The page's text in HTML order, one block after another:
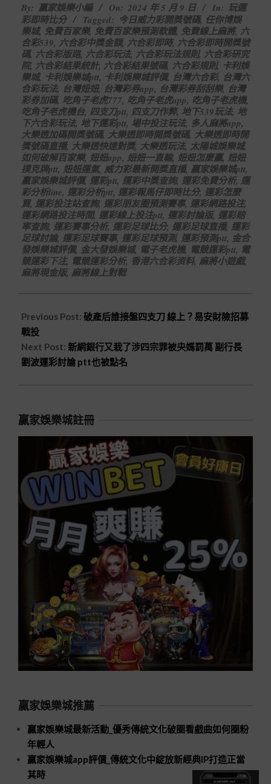
05-
09
By: 贏家娛樂小編 On: 2024 年 5 月 9 日 In: 玩運
彩即時比分
Tagged: 今日威力彩開獎號碼, 任你博娛
樂城, 免費百家樂, 免費百家樂預測軟體, 免費線上麻將, 六
合彩539, 六合彩中獎金額, 六合彩即時, 六合彩即時開獎號
碼, 六合彩版路, 六合彩玩法, 六合彩玩法規則, 六合彩研究
院, 六合彩結果統計, 六合彩結果號碼, 六合彩規則, 卡利娛
樂城, 卡利娛樂城ptt, 卡利娛樂城評價, 台灣六合彩, 台灣六
合彩玩法, 台灣妞妞, 台灣彩券app, 台灣彩券刮刮樂, 台灣
彩券加碼, 吃角子老虎777, 吃角子老虎app, 吃角子老虎機,
吃角子老虎機台, 四支刀ptt, 四支刀作弊, 地下539玩法, 地
下六合彩玩法, 地下運彩ptt, 場中投注玩法, 多人麻將app,
大樂透加碼開獎號碼, 大樂透即時開獎號碼, 大樂透即時開
獎號碼直播, 大樂透快速對獎, 大樂透玩法, 太陽城娛樂城,
如何破解百家樂, 妞妞app, 妞妞一直輸, 妞妞怎麼贏, 妞妞
撲克牌ptt, 妞妞運氣, 威力彩最新開獎直播, 贏家娛樂城ptt,
贏家娛樂城評價, 運彩ptt, 運彩中獎查詢, 運彩免費分析, 運
彩分析line, 運彩分析ptt, 運彩報馬仔即時比分, 運彩怎麼
買, 運彩投注站查詢, 運彩朋友圈預測賽事, 運彩網路投注,
運彩網路投注時間, 運彩線上投注ptt, 運彩討論版, 運彩賠
率查詢, 運彩賽事分析, 運彩足球比分, 運彩足球直播, 運彩
足球討論, 運彩足球賽事, 運彩足球預測, 運彩預測ptt, 金合
發娛樂城評價, 金大發娛樂城, 電子老虎機, 電競運彩ptt, 電
競運彩下注, 電競運彩分析, 香港六合彩资料, 麻將小遊戲,
麻將現金版, 麻將線上對戰
Previous Post: 破產后誰接盤四支刀 線上？易安財險招募
戰投
Next Post: 新網銀行又栽了涉四宗罪被央媽罰萬 副行長
劉波運彩討論 ptt也被點名
贏家娛樂城註冊
贏家娛樂城推薦
贏家娛樂城最新活動_優秀傳統文化破圈看戲曲如何圈粉
年輕人
贏家娛樂城app評價_傳統文化中綻放新經典IP打造正當
其時